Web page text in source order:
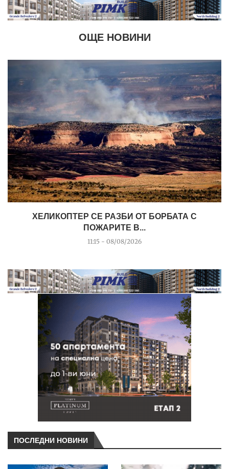
ОЩЕ НОВИНИ
ХЕЛИКОПТЕР СЕ РАЗБИ ОТ БОРБАТА С
ПОЖАРИТЕ В...
11:15 - 08/08/2026
ПОСЛЕДНИ НОВИНИ